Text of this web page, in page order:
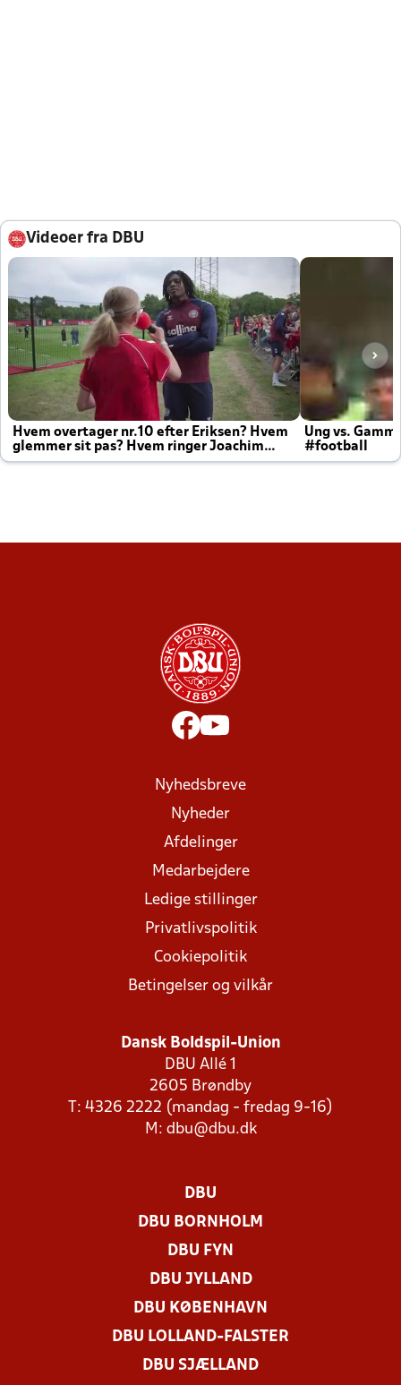
Videoer fra DBU
Hvem overtager nr.10 efter Eriksen? Hvem
glemmer sit pas? Hvem ringer Joachim
altid til efter kampe?
Ung vs.
#football
Nyhedsbreve
Nyheder
Afdelinger
Medarbejdere
Ledige stillinger
Privatlivspolitik
Cookiepolitik
Betingelser og vilkår
Dansk Boldspil-Union
DBU Allé 1
2605 Brøndby
T: 4326 2222 (mandag - fredag 9-16)
M: dbu@dbu.dk
DBU
DBU BORNHOLM
DBU FYN
DBU JYLLAND
DBU KØBENHAVN
DBU LOLLAND-FALSTER
DBU SJÆLLAND